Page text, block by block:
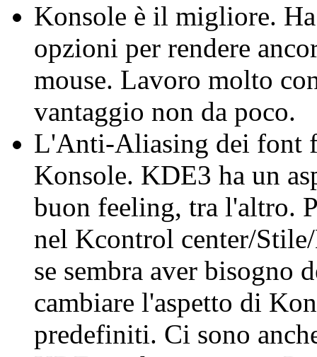
Konsole è il migliore.
opzioni per rendere
mouse. Lavoro molto
vantaggio non da poco.
L'Anti-Aliasing dei font
Konsole. KDE3 ha un
buon feeling, tra l'altro.
nel Kcontrol center/
se sembra aver bisogno
cambiare l'aspetto di
predefiniti. Ci sono